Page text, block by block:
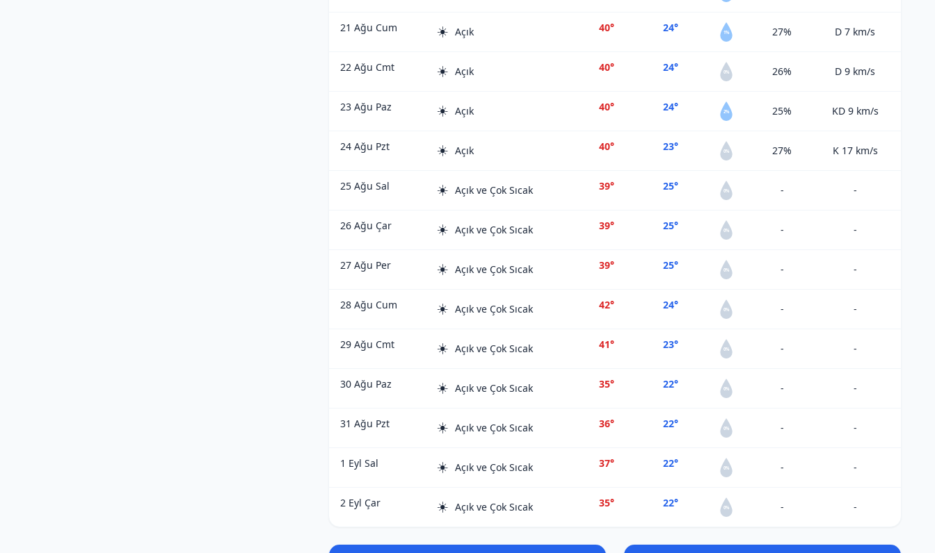
21 Ağu Cum ☀️ Açık 40° 24° 1% 27% D 7 km/s
22 Ağu Cmt ☀️ Açık 40° 24° 0% 26% D 9 km/s
23 Ağu Paz ☀️ Açık 40° 24° 2% 25% KD 9 km/s
24 Ağu Pzt ☀️ Açık 40° 23° 0% 27% K 17 km/s
25 Ağu Sal ☀️ Açık ve Çok Sıcak 39° 25° 0% - -
26 Ağu Çar ☀️ Açık ve Çok Sıcak 39° 25° 0% - -
27 Ağu Per ☀️ Açık ve Çok Sıcak 39° 25° 0% - -
28 Ağu Cum ☀️ Açık ve Çok Sıcak 42° 24° 0% - -
29 Ağu Cmt ☀️ Açık ve Çok Sıcak 41° 23° 0% - -
30 Ağu Paz ☀️ Açık ve Çok Sıcak 35° 22° 0% - -
31 Ağu Pzt ☀️ Açık ve Çok Sıcak 36° 22° 0% - -
1 Eyl Sal ☀️ Açık ve Çok Sıcak 37° 22° 0% - -
2 Eyl Çar ☀️ Açık ve Çok Sıcak 35° 22° 0% - -